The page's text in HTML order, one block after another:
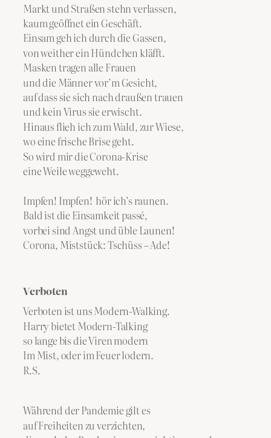
Markt und Straßen stehn verlassen,
kaum geöffnet ein Geschäft.
Einsam geh ich durch die Gassen,
von weither ein Hündchen kläfft.
Masken tragen alle Frauen
und die Männer vor’m Gesicht,
auf dass sie sich nach draußen trauen
und kein Virus sie erwischt.
Hinaus flieh ich zum Wald, zur Wiese,
wo eine frische Brise geht.
So wird mir die Corona-Krise
eine Weile weggeweht.
Impfen! Impfen! hör ich’s raunen.
Bald ist die Einsamkeit passé,
vorbei sind Angst und üble Launen!
Corona, Miststück: Tschüss – Ade!
Verboten
Verboten ist uns Modern-Walking.
Harry bietet Modern-Talking
so lange bis die Viren modern
Im Mist, oder im Feuer lodern.
R.S.
Während der Pandemie gilt es
auf Freiheiten zu verzichten,